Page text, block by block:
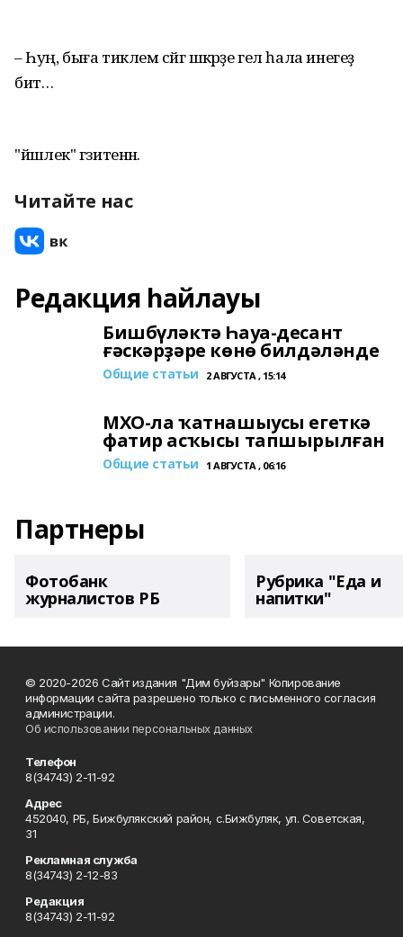
– Һуң, быға тиклем сәйгә шәкәрҙе гел һала инегеҙ
бит…
"йәшлек" гәзитенән.
Читайте нас
Редакция һайлауы
Бишбүләктә Һауа-десант
ғәскәрҙәре көнө билдәләнде
Общие статьи 2 АВГУСТА , 15:14
МХО-ла ҡатнашыусы егеткә
фатир асҡысы тапшырылған
Общие статьи 1 АВГУСТА , 06:16
Партнеры
Фотобанк
журналистов РБ
Рубрика "Еда и
напитки"
© 2020-2026 Сайт издания "Дим буйзары" Копирование
информации сайта разрешено только с письменного согласия
администрации.
Об использовании персональных данных
Телефон
8(34743) 2-11-92
Адрес
452040, РБ, Бижбулякский район, с.Бижбуляк, ул. Советская,
31
Рекламная служба
8(34743) 2-12-83
Редакция
8(34743) 2-11-92